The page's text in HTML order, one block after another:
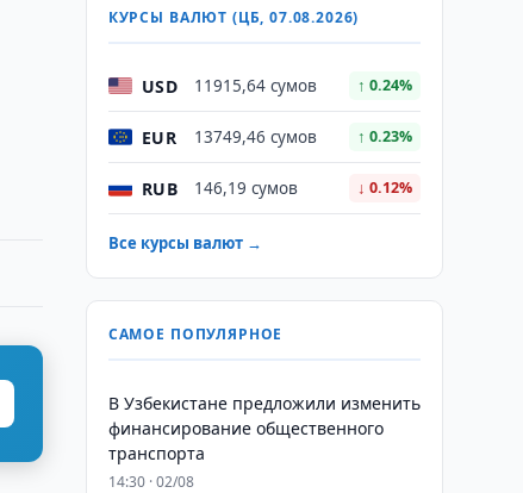
КУРСЫ ВАЛЮТ (ЦБ, 07.08.2026)
USD 11915,64 сумов ↑ 0.24%
EUR 13749,46 сумов ↑ 0.23%
RUB 146,19 сумов ↓ 0.12%
Все курсы валют →
САМОЕ ПОПУЛЯРНОЕ
В Узбекистане предложили изменить
финансирование общественного
транспорта
14:30 · 02/08